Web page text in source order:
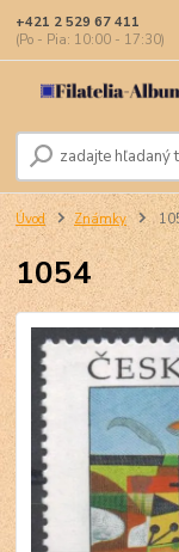
+421 2 529 67 411
(Po - Pia: 10:00 - 17:30)
Úvod Známky
1054